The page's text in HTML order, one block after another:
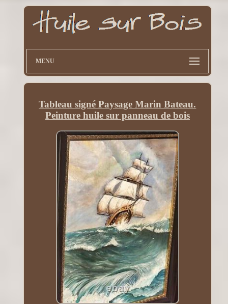
MENU
Tableau signé Paysage Marin Bateau.
Peinture huile sur panneau de bois